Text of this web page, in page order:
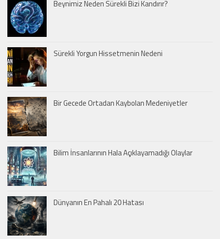
Beynimiz Neden Sürekli Bizi Kandırır?
Sürekli Yorgun Hissetmenin Nedeni
Bir Gecede Ortadan Kaybolan Medeniyetler
Bilim İnsanlarının Hala Açıklayamadığı Olaylar
Dünyanın En Pahalı 20 Hatası